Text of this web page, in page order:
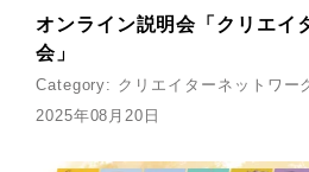
オンライン説明会「クリエイ
会」
Category: クリエイターネットワー
2025年08月20日